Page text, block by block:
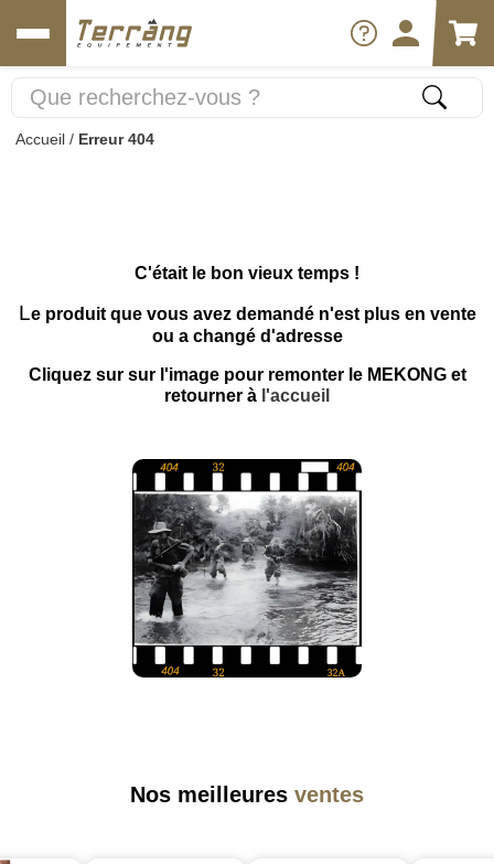
Accueil / Erreur 404
C'était le bon vieux temps !
Le produit que vous avez demandé n'est plus en vente
ou a changé d'adresse
Cliquez sur sur l'image pour remonter le MEKONG et
retourner à l'accueil
Nos meilleures ventes